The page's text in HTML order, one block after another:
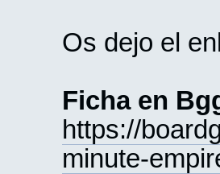
Os dejo el
Ficha en
https://
minute-